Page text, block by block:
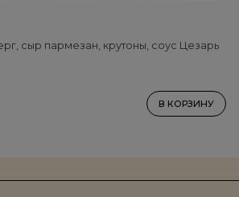
сыр пармезан, крутоны, соус Цезарь
В КОРЗИНУ